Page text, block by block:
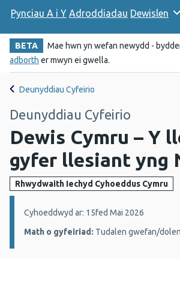
Pynciau A i Y Adroddiadau Dewislen
BETA
Mae hwn yn wefan newydd -
adborth er mwyn ei gwella.
Deunyddiau Cyfeirio
Deunyddiau Cyfeirio
Dewis Cymru – Y
gyfer llesiant yng
Rhwydwaith Iechyd Cyhoeddus Cymru
Manylion:
Cyhoeddwyd ar: 15fed Mai 2026
Math o gyfeiriad: Tudalen gwefan/dolen